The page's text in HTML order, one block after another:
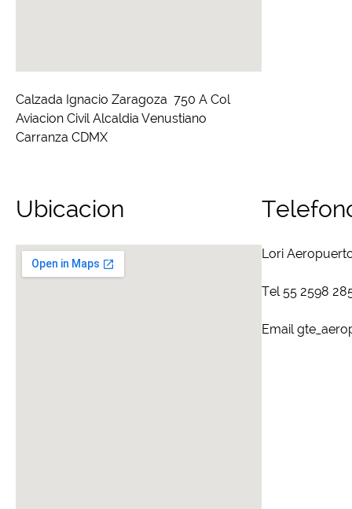
Calzada Ignacio Zaragoza 750 A Col
Aviacion Civil Alcaldia Venustiano
Carranza CDMX
Ubicacion
Lori
Tel 55 2598
Email